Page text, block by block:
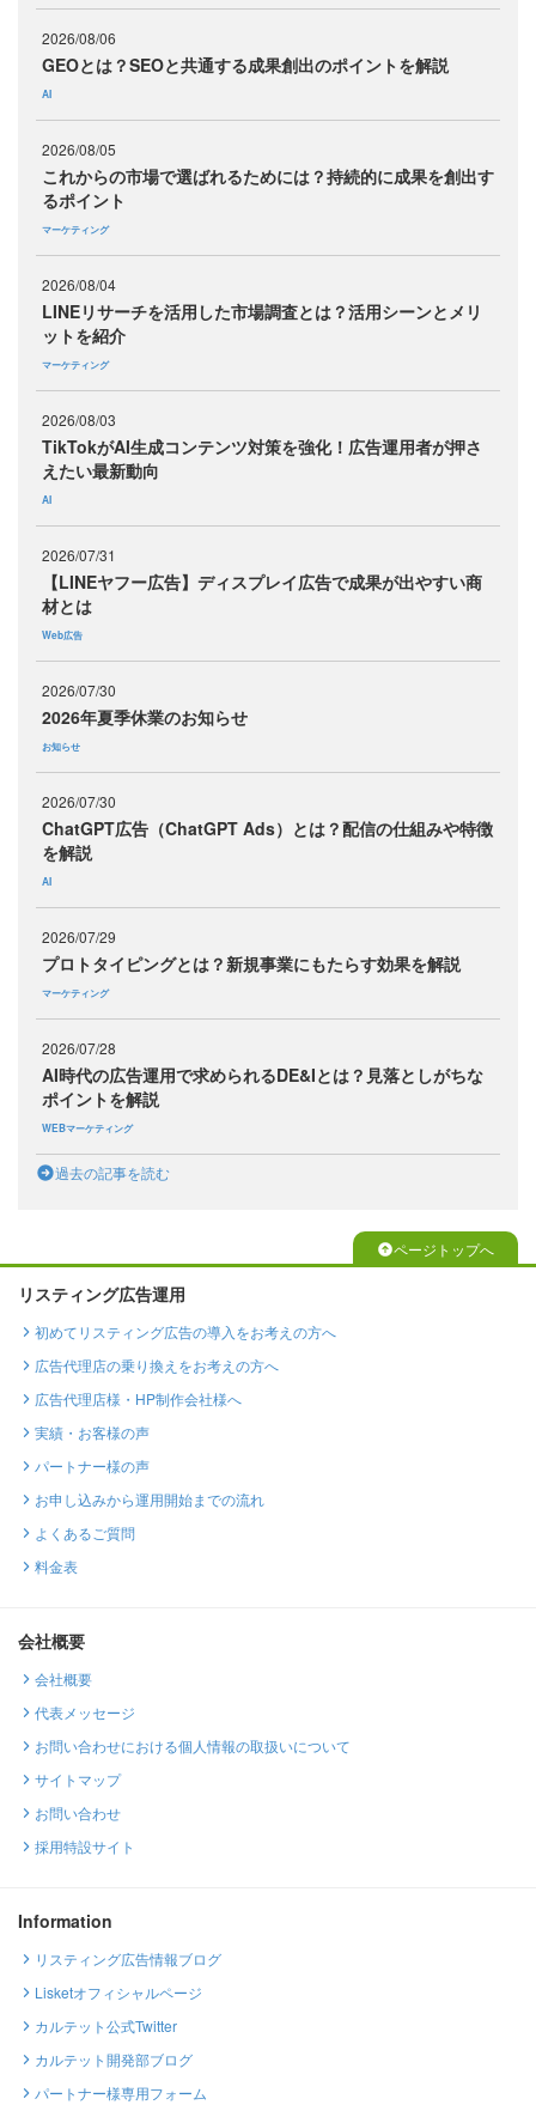
2026/08/06
GEOとは？SEOと共通する成果創出のポイントを解説
AI
2026/08/05
これからの市場で選ばれるためには？持続的に成果を創出す
るポイント
マーケティング
2026/08/04
LINEリサーチを活用した市場調査とは？活用シーンとメリ
ットを紹介
マーケティング
2026/08/03
TikTokがAI生成コンテンツ対策を強化！広告運用者が押さ
えたい最新動向
AI
2026/07/31
【LINEヤフー広告】ディスプレイ広告で成果が出やすい商
材とは
Web広告
2026/07/30
2026年夏季休業のお知らせ
お知らせ
2026/07/30
ChatGPT広告（ChatGPT Ads）とは？配信の仕組みや特徴
を解説
AI
2026/07/29
プロトタイピングとは？新規事業にもたらす効果を解説
マーケティング
2026/07/28
AI時代の広告運用で求められるDE&Iとは？見落としがちな
ポイントを解説
WEBマーケティング
過去の記事を読む
ページトップへ
リスティング広告運用
初めてリスティング広告の導入をお考えの方へ
広告代理店の乗り換えをお考えの方へ
広告代理店様・HP制作会社様へ
実績・お客様の声
パートナー様の声
お申し込みから運用開始までの流れ
よくあるご質問
料金表
会社概要
会社概要
代表メッセージ
お問い合わせにおける個人情報の取扱いについて
サイトマップ
お問い合わせ
採用特設サイト
Information
リスティング広告情報ブログ
Lisketオフィシャルページ
カルテット公式Twitter
カルテット開発部ブログ
パートナー様専用フォーム